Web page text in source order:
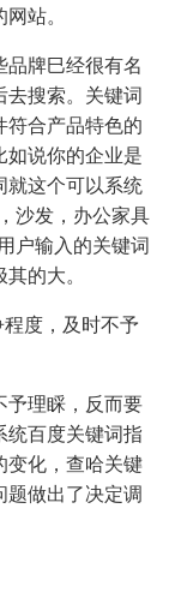
站。
牌巳经很有名
去搜索。关键词
符合产品特色的
如说你的企业是
就这个可以系统
沙发，办公家具
户输入的关键词
的大。
度，及时不予
予理睬，反而要
统百度关键词指
变化，查哈关键
题做出了决定调